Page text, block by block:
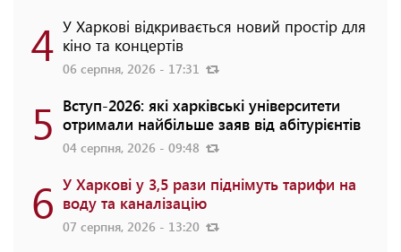
4 У Харкові відкривається новий простір для
кіно та концертів
06 серпня, 2026 - 17:31
5 Вступ-2026: які харківські університети
отримали найбільше заяв від абітурієнтів
04 серпня, 2026 - 09:48
6 У Харкові у 3,5 рази піднімуть тарифи на
воду та каналізацію
07 серпня, 2026 - 13:20